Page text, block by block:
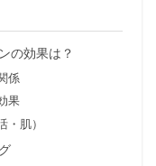
の効果は？
係
果
肌）